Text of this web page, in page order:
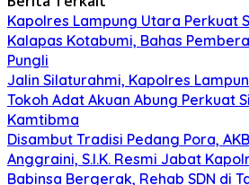
Kapolres Lampung Utara Perkuat
Kalapas Kotabumi, Bahas
Pungli
Jalin Silaturahmi, Kapolres
Tokoh Adat Akuan Abung Perkuat
Kamtibma
Disambut Tradisi Pedang Pora,
Anggraini, S.I.K. Resmi Jabat
Babinsa Bergerak, Rehab SDN di